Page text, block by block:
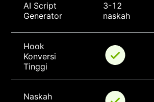
AI Script
Generator
3-12
naskah
Hook
Konversi
Tinggi
Naskah